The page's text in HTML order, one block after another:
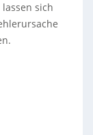
sich